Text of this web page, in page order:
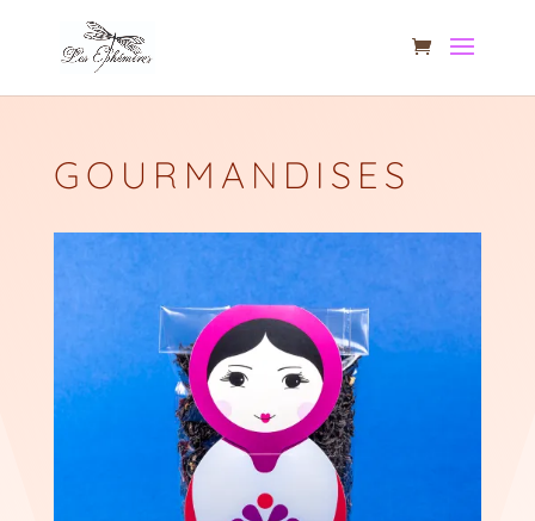
GOURMANDISES